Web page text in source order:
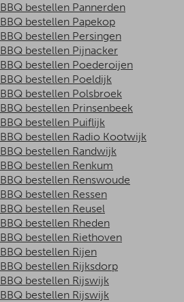
BBQ bestellen Pannerden
BBQ bestellen Papekop
BBQ bestellen Persingen
BBQ bestellen Pijnacker
BBQ bestellen Poederoijen
BBQ bestellen Poeldijk
BBQ bestellen Polsbroek
BBQ bestellen Prinsenbeek
BBQ bestellen Puiflijk
BBQ bestellen Radio Kootwijk
BBQ bestellen Randwijk
BBQ bestellen Renkum
BBQ bestellen Renswoude
BBQ bestellen Ressen
BBQ bestellen Reusel
BBQ bestellen Rheden
BBQ bestellen Riethoven
BBQ bestellen Rijen
BBQ bestellen Rijksdorp
BBQ bestellen Rijswijk
BBQ bestellen Rijswijk